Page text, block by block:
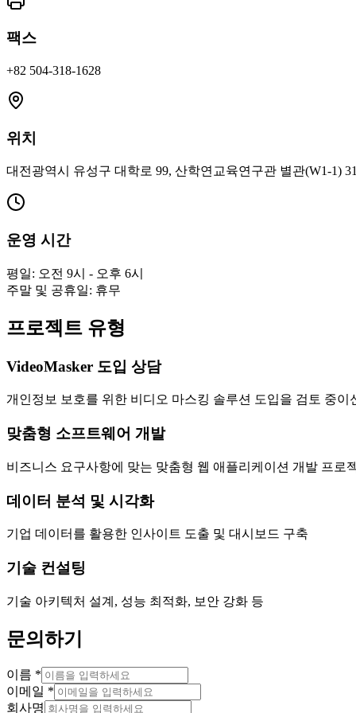
팩스
+82 504-318-1628
위치
대전광역시 유성구 대학로 99, 산학연교육연구관 별관(W1-1)
운영 시간
평일: 오전 9시 - 오후 6시
주말 및 공휴일: 휴무
프로젝트 유형
VideoMasker 도입 상담
개인정보 보호를 위한 비디오 마스킹 솔루션 도입을 검토 중이
맞춤형 소프트웨어 개발
비즈니스 요구사항에 맞는 맞춤형 웹 애플리케이션 개발 프로
데이터 분석 및 시각화
기업 데이터를 활용한 인사이트 도출 및 대시보드 구축
기술 컨설팅
기술 아키텍처 설계, 성능 최적화, 보안 강화 등
문의하기
이름 *
이메일 *
회사명